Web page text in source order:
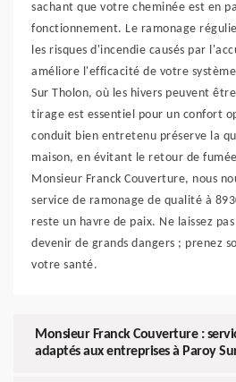
sachant que votre cheminée est en
fonctionnement. Le ramonage
les risques d'incendie causés par
améliore l'efficacité de votre
Sur Tholon, où les hivers peuvent
tirage est essentiel pour un confort
conduit bien entretenu préserve la
maison, en évitant le retour de
Monsieur Franck Couverture, nous
service de ramonage de qualité à
reste un havre de paix. Ne laissez
devenir de grands dangers ; prenez
votre santé.
Monsieur Franck Couverture :
adaptés aux entreprises à Paroy